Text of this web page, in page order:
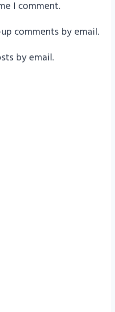
I comment.
comments by email.
by email.